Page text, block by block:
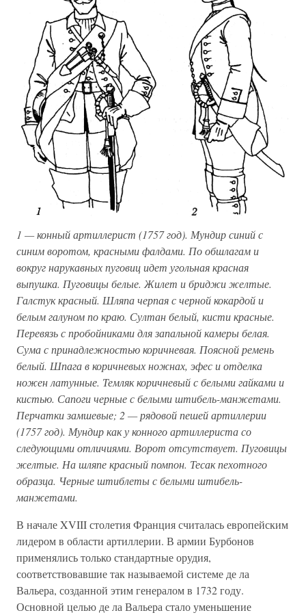
1 — конный артиллерист (1757 год). Мундир синий с
синим воротом, красными фалдами. По обшлагам и
вокруг нарукавных пуговиц идет угольная красная
выпушка. Пуговицы белые. Жилет и бриджи желтые.
Галстук красный. Шляпа черпая с черной кокардой и
белым галуном по краю. Султан белый, кисти красные.
Перевязь с пробойниками для запальной камеры белая.
Сума с принадлежностью коричневая. Поясной ремень
белый. Шпага в коричневых ножнах, эфес и отделка
ножен латунные. Темляк коричневый с белыми гайками и
кистью. Сапоги черные с белыми штибель-манжетами.
Перчатки замшевые; 2 — рядовой пешей артиллерии
(1757 год). Мундир как у конного артиллериста со
следующими отличиями. Ворот отсутствует. Пуговицы
желтые. На шляпе красный помпон. Тесак пехотного
образца. Черные штиблеты с белыми штибель-
манжетами.
В начале XVIII столетия Франция считалась европейским
лидером в области артиллерии. В армии Бурбонов
применялись только стандартные орудия,
соответствовавшие так называемой системе де ла
Вальера, созданной этим генералом в 1732 году.
Основной целью де ла Вальера стало уменьшение